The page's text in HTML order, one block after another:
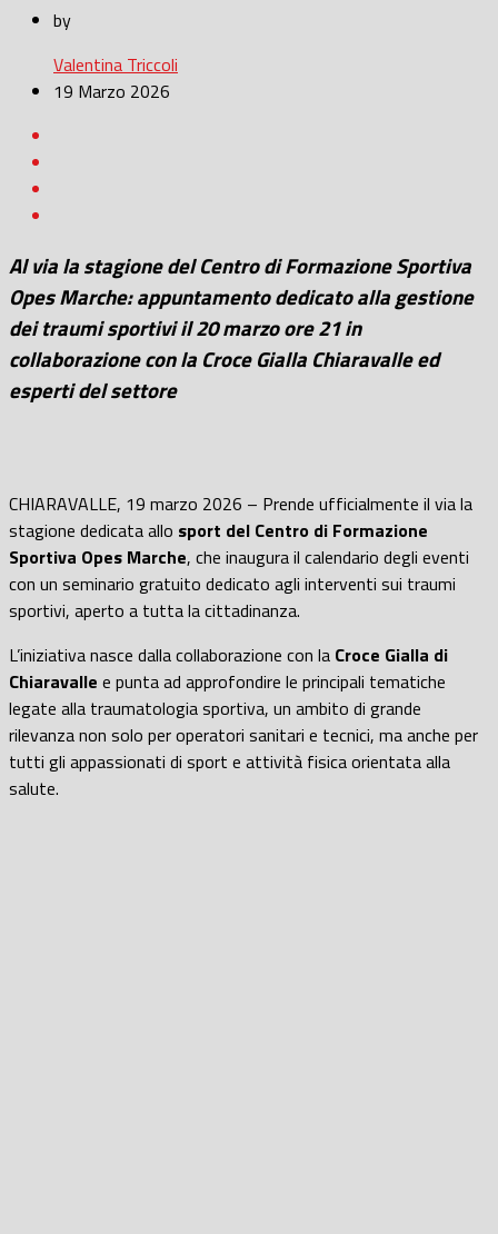
by
Valentina Triccoli
19 Marzo 2026
Al via la stagione del Centro di Formazione Sportiva
Opes Marche: appuntamentodedicato alla gestione
dei traumi sportiviil 20 marzo ore 21 in
collaborazione con la Croce Gialla Chiaravalle ed
esperti del settore
CHIARAVALLE, 19 marzo 2026 – Prende ufficialmente il via la
stagione dedicata allo sport del Centro di Formazione
Sportiva Opes Marche, che inaugura il calendario degli eventi
con un seminario gratuito dedicato agli interventi sui traumi
sportivi, aperto a tutta la cittadinanza.
L’iniziativa nasce dalla collaborazione con la Croce Gialla di
Chiaravalle e punta ad approfondire le principali tematiche
legate alla traumatologia sportiva, un ambito di grande
rilevanza non solo per operatori sanitari e tecnici, ma anche per
tutti gli appassionati di sport e attività fisica orientata alla
salute.